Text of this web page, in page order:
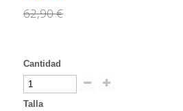
62,90 €
Cantidad
Talla